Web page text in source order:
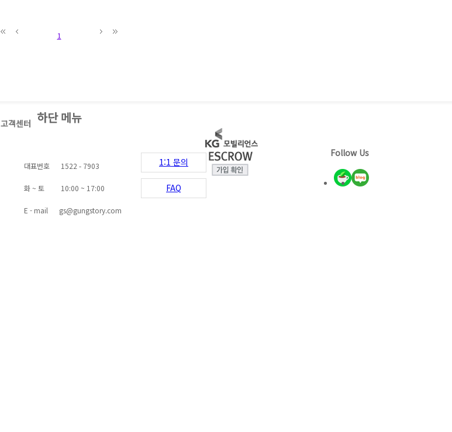
1
고객센터
대표번호 1522 - 7903
화 ~ 토 10:00 ~ 17:00
E - mail gs@gungstory.com
1:1 문의
FAQ
Follow Us
하단 메뉴